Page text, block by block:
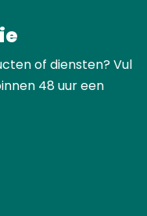
of diensten? Vul
48 uur een